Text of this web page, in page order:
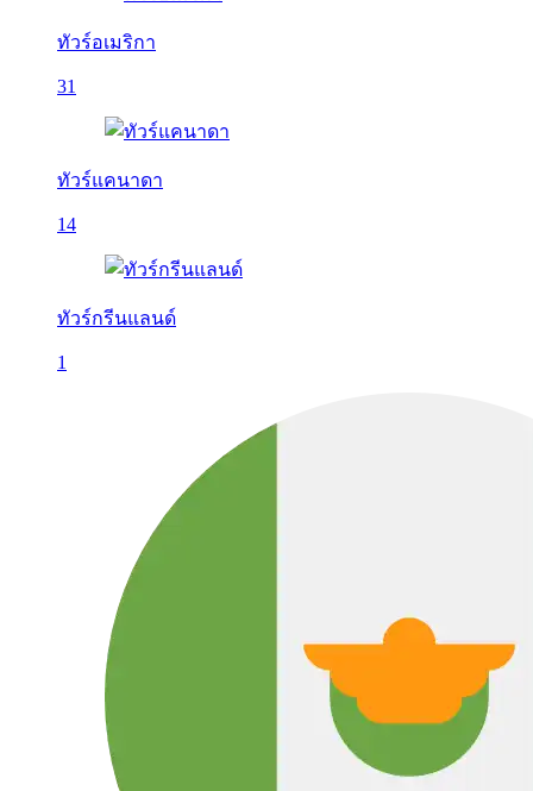
ทัวร์อเมริกา
31
ทัวร์แคนาดา
14
ทัวร์กรีนแลนด์
1